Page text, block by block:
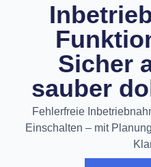
Sicher
sauber
Fehlerfreie
Einschalten – mit